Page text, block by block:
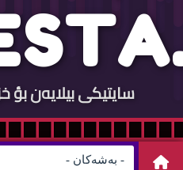
STA.
سایتيكی بيلایه‌ن